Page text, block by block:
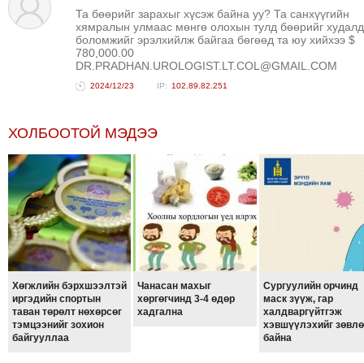
Та бөөрийг зарахыг хүсэж байна уу? Та санхүүгийн
хямралын улмаас мөнгө олохын тулд бөөрийг
боломжийг эрэлхийлж байгаа бөгөөд та юу хийхээ $
780,000.00
DR.PRADHAN.UROLOGIST.LT.COL@GMAIL.COM
2024/12/23 102.89.82.251
ХОЛБООТОЙ МЭДЭЭ
Хөгжлийн бэрхшээлтэй
иргэдийн спортын
таван төрөлт нөхөрсөг
тэмцээнийг зохион
байгууллаа
Чанасан махыг
хөргөгчинд 3-4 өдөр
хадгална
Сургуулийн орчинд
маск зүүж, гар
халдваргүйтгэж
хэвшүүлэхийг
байна